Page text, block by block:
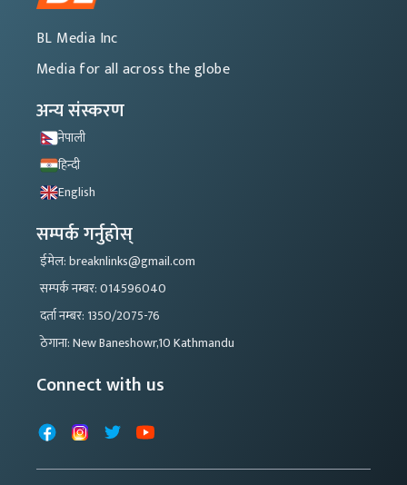
BL Media Inc
Media for all across the globe
अन्य संस्करण
नेपाली
हिन्दी
English
सम्पर्क गर्नुहोस्
ईमेल: breaknlinks@gmail.com
सम्पर्क नम्बर: 014596040
दर्ता नम्बर: 1350/2075-76
ठेगाना: New Baneshowr,10 Kathmandu
Connect with us
FacebookInstagram
X YouTube